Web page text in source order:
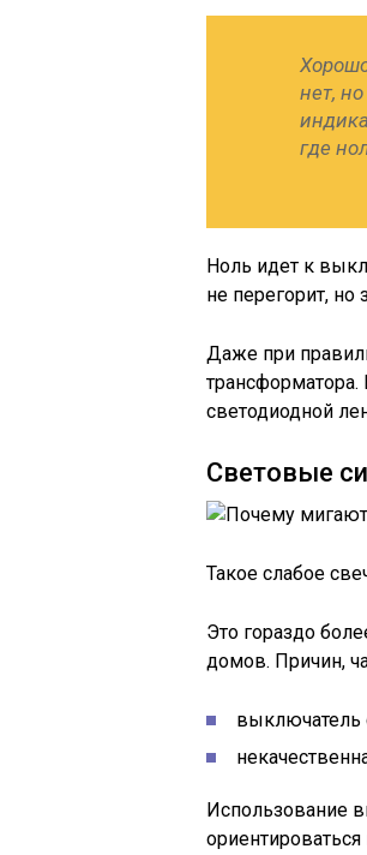
нет,
где
Ноль идет к
не перегорит, но
Даже при
трансформатора.
светодиодной
Световые
Такое слабое
Это гораздо
домов. Причин,
выключатель
Использование